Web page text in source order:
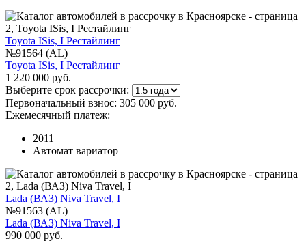
Toyota ISis, I Рестайлинг
№91564 (AL)
Toyota ISis, I Рестайлинг
1 220 000 руб.
Выберите срок рассрочки:
Первоначальный взнос: 305 000 руб.
Ежемесячный платеж:
2011
Автомат вариатор
Lada (ВАЗ) Niva Travel, I
№91563 (AL)
Lada (ВАЗ) Niva Travel, I
990 000 руб.